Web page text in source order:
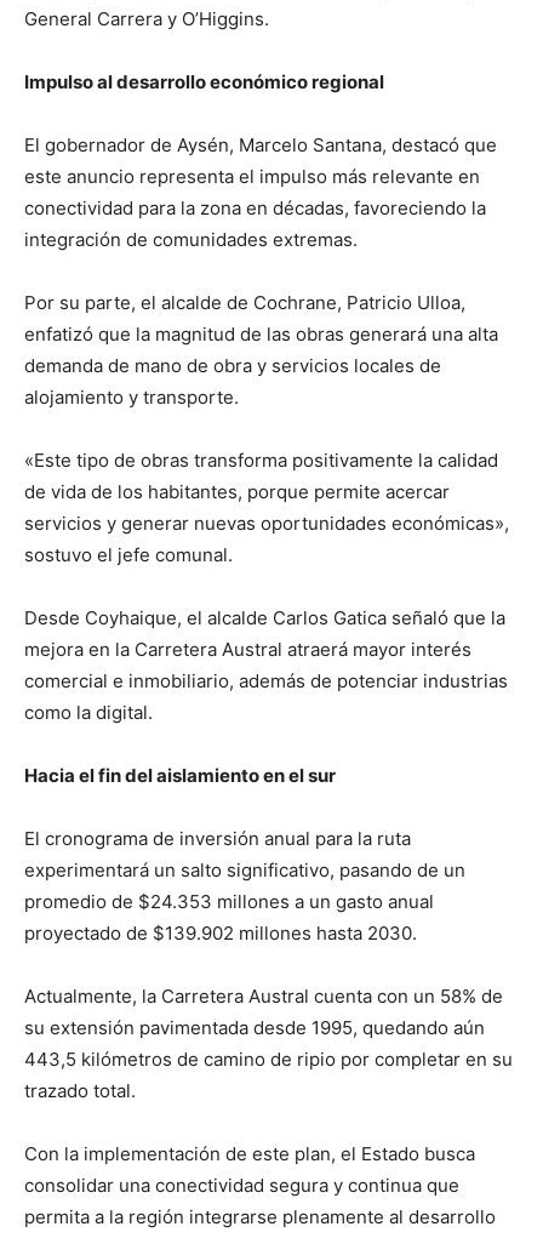
General Carrera y O’Higgins.
Impulso al desarrollo económico regional
El gobernador de Aysén, Marcelo Santana, destacó que
este anuncio representa el impulso más relevante en
conectividad para la zona en décadas, favoreciendo la
integración de comunidades extremas.
Por su parte, el alcalde de Cochrane, Patricio Ulloa,
enfatizó que la magnitud de las obras generará una alta
demanda de mano de obra y servicios locales de
alojamiento y transporte.
«Este tipo de obras transforma positivamente la calidad
de vida de los habitantes, porque permite acercar
servicios y generar nuevas oportunidades económicas»,
sostuvo el jefe comunal.
Desde Coyhaique, el alcalde Carlos Gatica señaló que la
mejora en la Carretera Austral atraerá mayor interés
comercial e inmobiliario, además de potenciar industrias
como la digital.
Hacia el fin del aislamiento en el sur
El cronograma de inversión anual para la ruta
experimentará un salto significativo, pasando de un
promedio de $24.353 millones a un gasto anual
proyectado de $139.902 millones hasta 2030.
Actualmente, la Carretera Austral cuenta con un 58% de
su extensión pavimentada desde 1995, quedando aún
443,5 kilómetros de camino de ripio por completar en su
trazado total.
Con la implementación de este plan, el Estado busca
consolidar una conectividad segura y continua que
permita a la región integrarse plenamente al desarrollo